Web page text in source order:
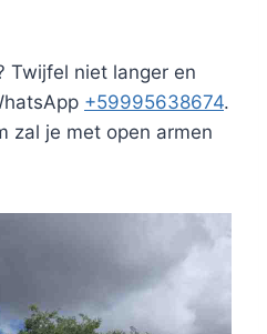
Twijfel niet langer en
+59995638674.
zal je met open armen